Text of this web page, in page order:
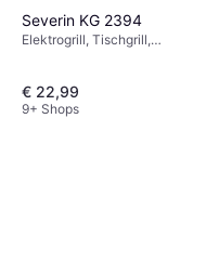
Severin KG 2394
Elektrogrill, Tischgrill,
€ 22,99
9+ Shops